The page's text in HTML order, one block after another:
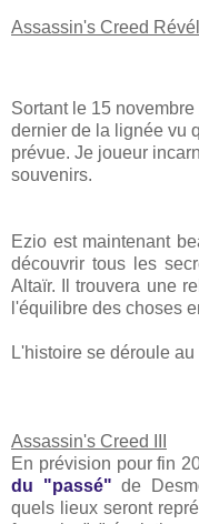
Assassin's Creed
Sortant le 15
dernier de la lignée vu
prévue. Je joueur
souvenirs.
Ezio est maintenant
découvrir tous les
Altaïr. Il trouvera une
l'équilibre des choses
L'histoire se déroule
Assassin's Creed III
En prévision pour fin
du "passé" de
quels lieux seront